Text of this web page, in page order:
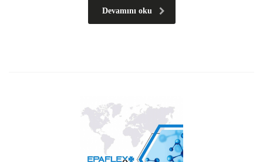
Devamını oku